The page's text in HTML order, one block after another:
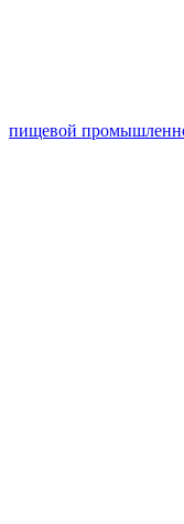
пищевой